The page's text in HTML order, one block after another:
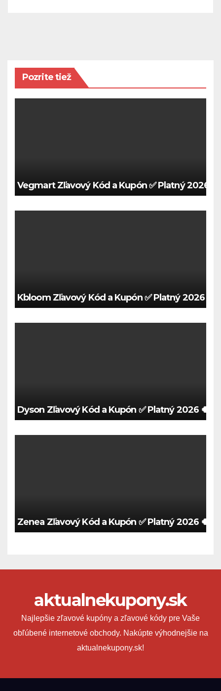
Pozrite tiež
Vegmart Zľavový Kód a Kupón ✅ Platný 2026 🍀
Kbloom Zľavový Kód a Kupón ✅ Platný 2026 🍀
Dyson Zľavový Kód a Kupón ✅ Platný 2026 🍀
Zenea Zľavový Kód a Kupón ✅ Platný 2026 🍀
aktualnekupony.sk
Najlepšie zľavové kupóny a zľavové kódy pre Vaše
obľúbené internetové obchody. Nakúpte výhodnejšie na
aktualnekupony.sk!